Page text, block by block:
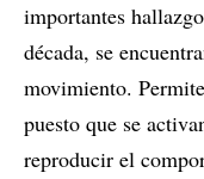
importantes
década, se
movimiento.
puesto que se
reproducir el